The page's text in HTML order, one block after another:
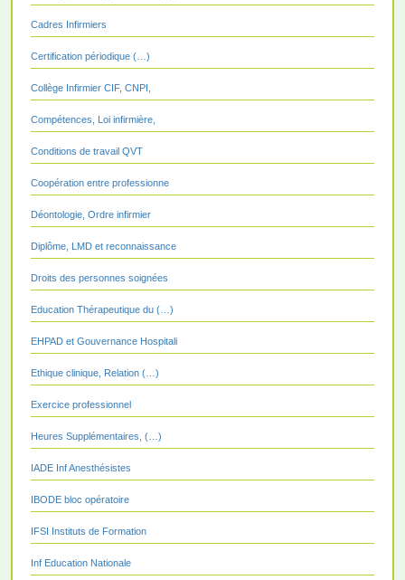
Cadres Infirmiers
Certification périodique (…)
Collège Infirmier CIF, CNPI,
Compétences, Loi infirmière,
Conditions de travail QVT
Coopération entre professionne
Déontologie, Ordre infirmier
Diplôme, LMD et reconnaissance
Droits des personnes soignées
Education Thérapeutique du (…)
EHPAD et Gouvernance Hospitali
Ethique clinique, Relation (…)
Exercice professionnel
Heures Supplémentaires, (…)
IADE Inf Anesthésistes
IBODE bloc opératoire
IFSI Instituts de Formation
Inf Education Nationale